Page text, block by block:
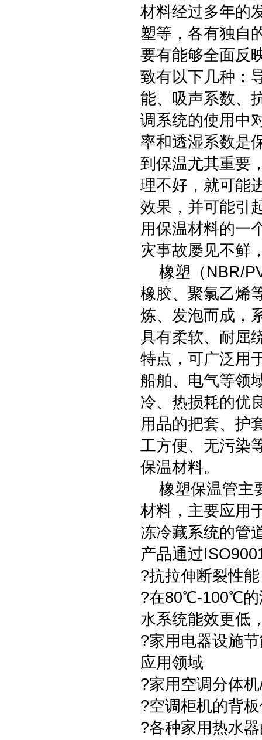
材料经过多年的
塑等，各有独自
要有能够全面反
致有以下几种：
能、吸声系数、
调系统的使用中
率和透湿系数是
到保温尤其重要
理不好，就可能
效果，并可能引
用保温材料的一
灾事故屡见不鲜
橡塑（NBR/
橡胶、聚氯乙烯
炼、发泡而成，
具有柔软、耐屈
特点，可广泛用
船舶、电气等领
冷、热损耗的优
用品的把套、护
工方便、无污染
保温材料。
橡塑保温管主
材料，主要应用
冻冷藏系统的管
产品通过
?抗拉伸断裂性
?在80℃-100℃的
水系统能效更低
?家用电器设施
应用领域
?家用空调分体
?空调柜机的背
?各种家用热水